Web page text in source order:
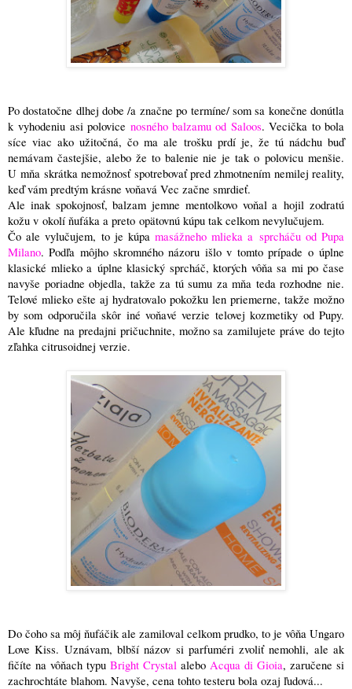
Po dostatočne dlhej dobe /a značne po termíne/ som sa konečne donútla
k vyhodeniu asi polovice nosného balzamu od Saloos. Vecička to bola
síce viac ako užitočná, čo ma ale trošku prdí je, že tú nádchu buď
nemávam častejšie, alebo že to balenie nie je tak o polovicu menšie.
U mňa skrátka nemožnosť spotrebovať pred zhmotnením nemilej reality,
keď vám predtým krásne voňavá Vec začne smrdieť.
Ale inak spokojnosť, balzam jemne mentolkovo voňal a hojil zodratú
kožu v okolí ňufáka a preto opätovnú kúpu tak celkom nevylučujem.
Čo ale vylučujem, to je kúpamasážneho mlieka a sprcháču od Pupa
Milano. Podľa môjho skromného názoru išlo v tomto prípade o úplne
klasické mlieko a úplne klasický sprcháč, ktorých vôňa sa mi po čase
navyše poriadne objedla, takže za tú sumu za mňa teda rozhodne nie.
Telové mlieko ešte aj hydratovalo pokožku len priemerne, takže možno
by som odporučila skôr iné voňavé verzie telovej kozmetiky od Pupy.
Ale kľudne na predajni pričuchnite, možno sa zamilujete práve do tejto
zľahka citrusoidnej verzie.
Do čoho sa môj ňufáčik ale zamiloval celkom prudko, to je vôňa Ungaro
Love Kiss. Uznávam, blbší názov si parfuméri zvoliť nemohli, ale ak
fičíte na vôňach typu Bright Crystal alebo Acqua di Gioia, zaručene si
zachrochtáte blahom. Navyše, cena tohto testeru bola ozaj ľudová...